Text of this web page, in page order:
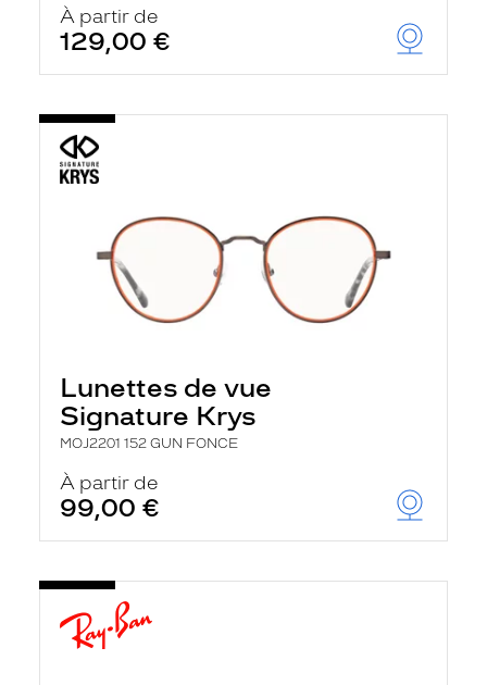
À partir de
129,00 €
Lunettes de vue
Signature Krys
MOJ2201 152 GUN FONCE
À partir de
99,00 €